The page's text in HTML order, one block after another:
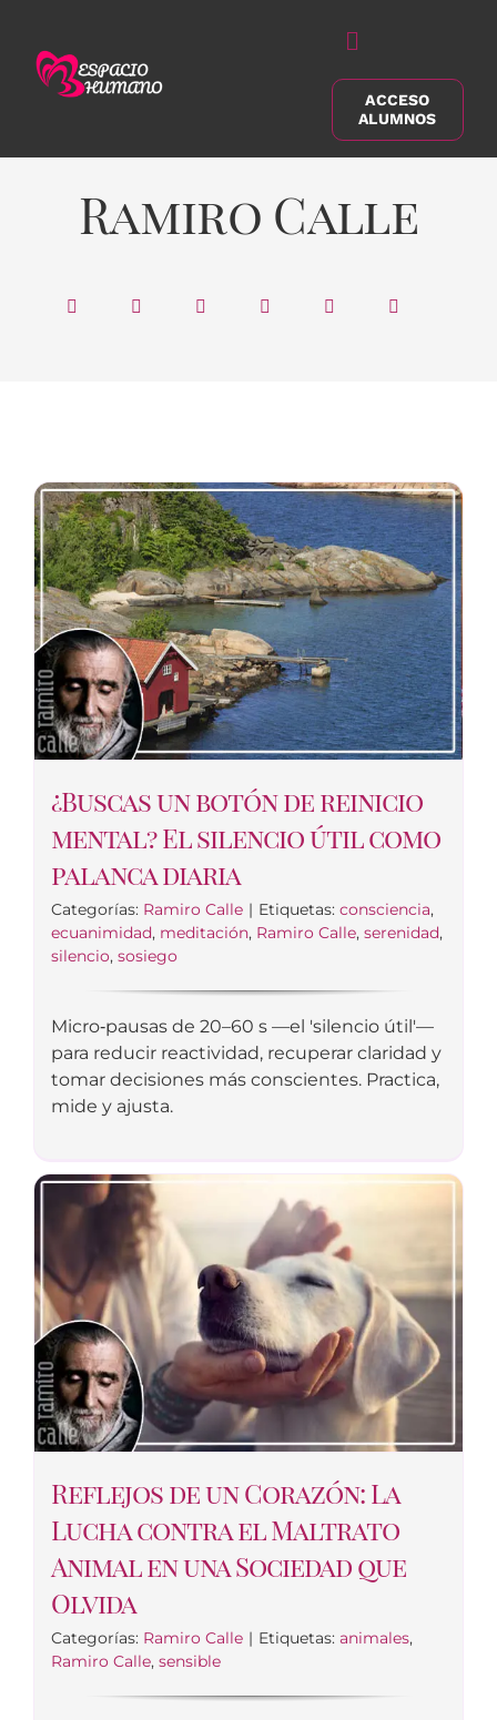
contenido
Alternar
navegación
Buscar:
ACCESO
ALUMNOS
Ramiro Calle
¿Buscas un botón de reinicio
mental? El silencio útil como
palanca diaria
Categorías: Ramiro Calle | Etiquetas: consciencia,
ecuanimidad, meditación, Ramiro Calle, serenidad,
silencio, sosiego
Micro‑pausas de 20–60 s —el 'silencio útil'—
para reducir reactividad, recuperar claridad y
tomar decisiones más conscientes. Practica,
mide y ajusta.
Reflejos de un Corazón: La
Lucha contra el Maltrato
Animal en una Sociedad que
Olvida
Categorías: Ramiro Calle | Etiquetas: animales,
Ramiro Calle, sensible